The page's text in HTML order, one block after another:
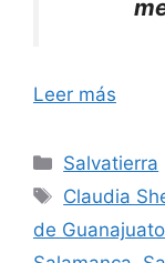
Leer más
Categorías
Salvatierra
Etiquetas
Claudia
de Guanajuato